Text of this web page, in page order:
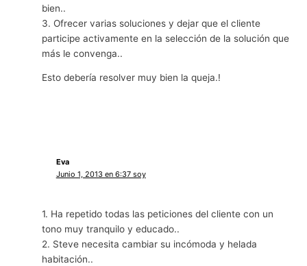
bien..
3. Ofrecer varias soluciones y dejar que el cliente
participe activamente en la selección de la solución que
más le convenga..
Esto debería resolver muy bien la queja.!
Eva
Junio 1, 2013 en 6:37 soy
1. Ha repetido todas las peticiones del cliente con un
tono muy tranquilo y educado..
2. Steve necesita cambiar su incómoda y helada
habitación..